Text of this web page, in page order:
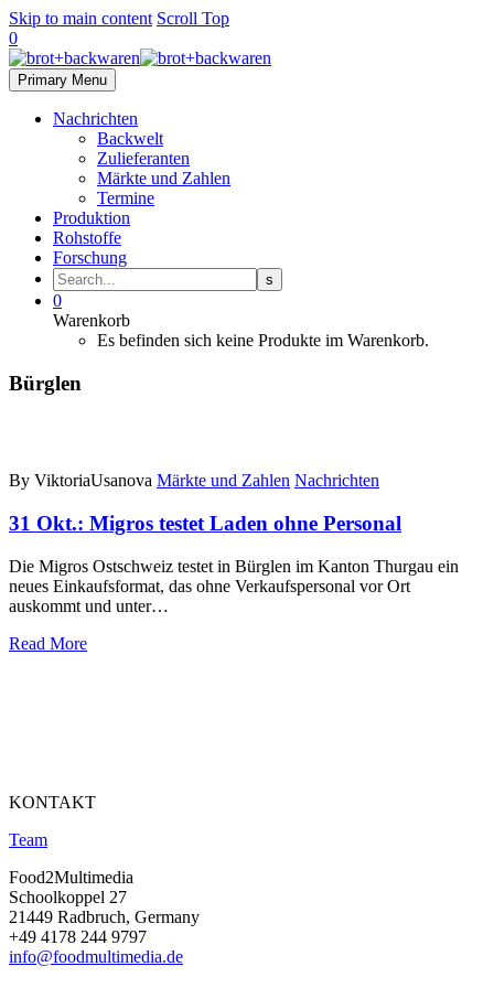
Skip to main content Scroll Top
0
Primary Menu
Nachrichten
Backwelt
Zulieferanten
Märkte und Zahlen
Termine
Produktion
Rohstoffe
Forschung
0
Warenkorb
Es befinden sich keine Produkte im Warenkorb.
Bürglen
By ViktoriaUsanova Märkte und Zahlen Nachrichten
31 Okt.: Migros testet Laden ohne Personal
Die Migros Ostschweiz testet in Bürglen im Kanton Thurgau ein
neues Einkaufsformat, das ohne Verkaufspersonal vor Ort
auskommt und unter…
Read More
KONTAKT
Team
Food2Multimedia
Schoolkoppel 27
21449 Radbruch, Germany
+49 4178 244 9797
info@foodmultimedia.de